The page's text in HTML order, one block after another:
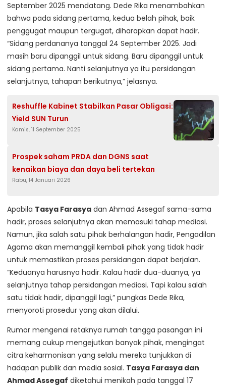
September 2025 mendatang. Dede Rika menambahkan
bahwa pada sidang pertama, kedua belah pihak, baik
penggugat maupun tergugat, diharapkan dapat hadir.
“Sidang perdananya tanggal 24 September 2025. Jadi
masih baru dipanggil untuk sidang. Baru dipanggil untuk
sidang pertama. Nanti selanjutnya ya itu persidangan
selanjutnya, tahapan berikutnya,” jelasnya.
Reshuffle Kabinet Stabilkan Pasar Obligasi:
Yield SUN Turun
Kamis, 11 September 2025
Prospek saham PRDA dan DGNS saat
kenaikan biaya dan daya beli tertekan
Rabu, 14 Januari 2026
Apabila Tasya Farasya dan Ahmad Assegaf sama-sama
hadir, proses selanjutnya akan memasuki tahap mediasi.
Namun, jika salah satu pihak berhalangan hadir, Pengadilan
Agama akan memanggil kembali pihak yang tidak hadir
untuk memastikan proses persidangan dapat berjalan.
“Keduanya harusnya hadir. Kalau hadir dua-duanya, ya
selanjutnya tahap persidangan mediasi. Tapi kalau salah
satu tidak hadir, dipanggil lagi,” pungkas Dede Rika,
menyoroti prosedur yang akan dilalui.
Rumor mengenai retaknya rumah tangga pasangan ini
memang cukup mengejutkan banyak pihak, mengingat
citra keharmonisan yang selalu mereka tunjukkan di
hadapan publik dan media sosial. Tasya Farasya dan
Ahmad Assegaf diketahui menikah pada tanggal 17